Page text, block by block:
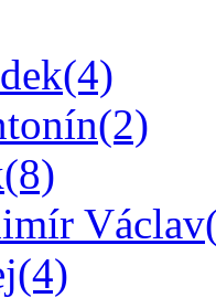
(4)
(2)
(8)
Václav
(4)